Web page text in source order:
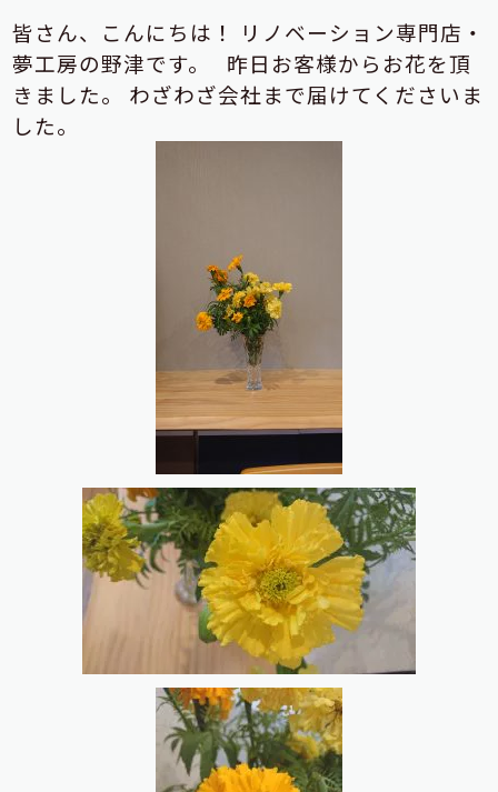
皆さん、こんにちは！
リノベーション専門店・
夢工房の野津です。
昨日お客様からお花を頂
きました。
わざわざ会社まで届けてくださいま
した。